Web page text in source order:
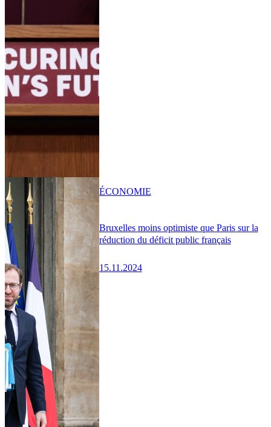
Bruxelles moins optimiste que Paris sur la
réduction du déficit public français
15.11.2024
ÉCONOMIE